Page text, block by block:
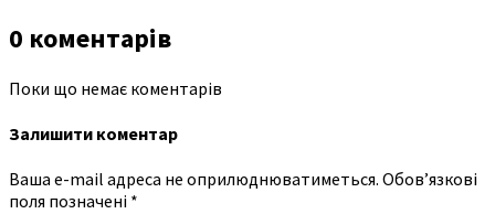
0 коментарів
Поки що немає коментарів
Залишити коментар
Ваша e-mail адреса не оприлюднюватиметься. Обов’язкові
поля позначені *